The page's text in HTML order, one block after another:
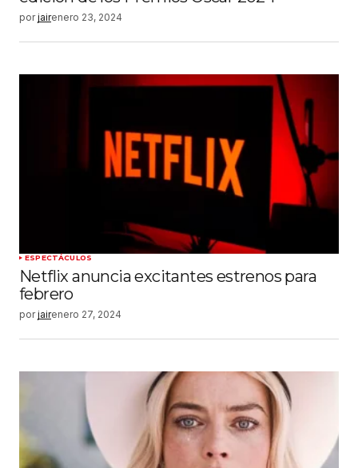
por jairenero 23, 2024
ESPECTÁCULOS
Netflix anuncia excitantes estrenos para
febrero
por jairenero 27, 2024